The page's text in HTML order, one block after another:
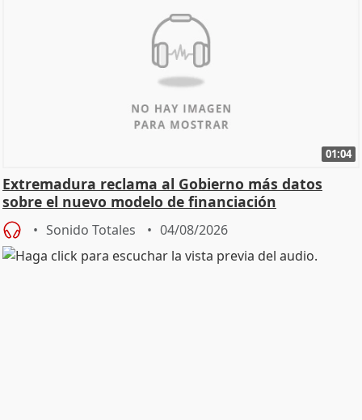
01:04
Extremadura reclama al Gobierno más datos
sobre el nuevo modelo de financiación
Sonido Totales 04/08/2026